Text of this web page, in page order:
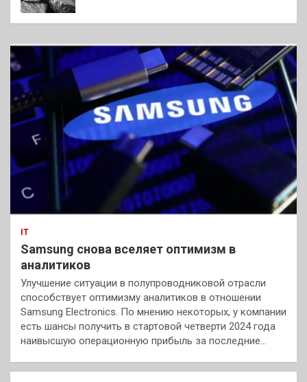
IT
Samsung снова вселяет оптимизм в
аналитиков
Улучшение ситуации в полупроводниковой отрасли
способствует оптимизму аналитиков в отношении
Samsung Electronics. По мнению некоторых, у компании
есть шансы получить в стартовой четверти 2024 года
наивысшую операционную прибыль за последние…